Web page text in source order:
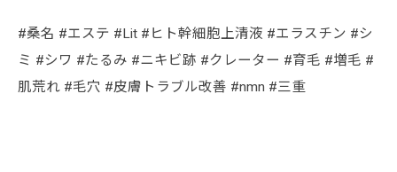
#桑名 #エステ #Lit #ヒト幹細胞上清液 #エラスチン #シ
ミ #シワ #たるみ #ニキビ跡 #クレーター #育毛 #増毛 #
肌荒れ #毛穴 #皮膚トラブル改善 #nmn #三重